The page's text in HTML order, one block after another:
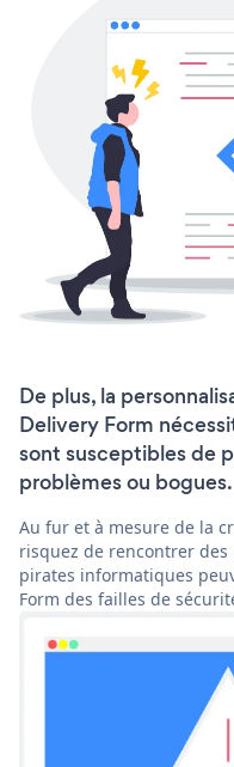
De plus, la
Delivery Form
sont susceptibles de
problèmes ou bogues.
Au fur et à mesure de la
risquez de rencontrer
pirates informatiques
Form des failles de